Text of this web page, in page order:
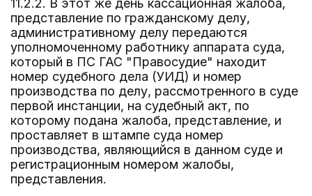
11.2.2. В этот же день кассационная жалоба,
представление по гражданскому делу,
административному делу передаются
уполномоченному работнику аппарата суда,
который в ПС ГАС "Правосудие" находит
номер судебного дела (УИД) и номер
производства по делу, рассмотренного в суде
первой инстанции, на судебный акт, по
которому подана жалоба, представление, и
проставляет в штампе суда номер
производства, являющийся в данном суде и
регистрационным номером жалобы,
представления.